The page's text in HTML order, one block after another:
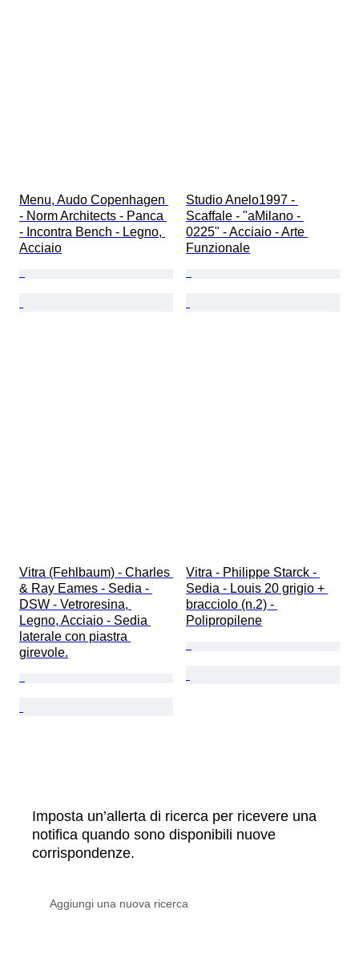
Menu, Audo Copenhagen
- Norm Architects - Panca
- Incontra Bench - Legno,
Acciaio
Studio Anelo1997 -
Scaffale - "aMilano -
0225" - Acciaio - Arte
Funzionale
Vitra (Fehlbaum) - Charles
& Ray Eames - Sedia -
DSW - Vetroresina,
Legno, Acciaio - Sedia
laterale con piastra
girevole.
Vitra - Philippe Starck -
Sedia - Louis 20 grigio +
bracciolo (n.2) -
Polipropilene
Imposta un’allerta di ricerca per ricevere una
notifica quando sono disponibili nuove
corrispondenze.